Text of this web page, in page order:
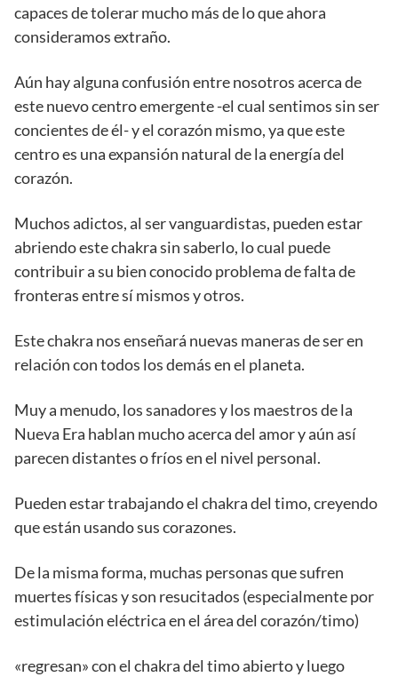
capaces de tolerar mucho más de lo que ahora
consideramos extraño.
Aún hay alguna confusión entre nosotros acerca de
este nuevo centro emergente -el cual sentimos sin ser
concientes de él- y el corazón mismo, ya que este
centro es una expansión natural de la energía del
corazón.
Muchos adictos, al ser vanguardistas, pueden estar
abriendo este chakra sin saberlo, lo cual puede
contribuir a su bien conocido problema de falta de
fronteras entre sí mismos y otros.
Este chakra nos enseñará nuevas maneras de ser en
relación con todos los demás en el planeta.
Muy a menudo, los sanadores y los maestros de la
Nueva Era hablan mucho acerca del amor y aún así
parecen distantes o fríos en el nivel personal.
Pueden estar trabajando el chakra del timo, creyendo
que están usando sus corazones.
De la misma forma, muchas personas que sufren
muertes físicas y son resucitados (especialmente por
estimulación eléctrica en el área del corazón/timo)
«regresan» con el chakra del timo abierto y luego